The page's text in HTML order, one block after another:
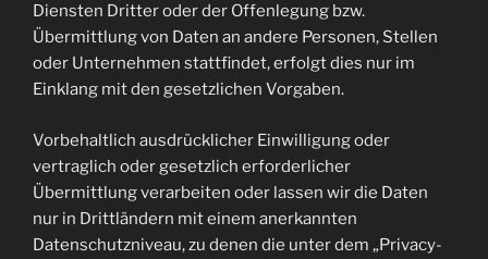
Diensten Dritter oder der Offenlegung bzw.
Übermittlung von Daten an andere Personen, Stellen
oder Unternehmen stattfindet, erfolgt dies nur im
Einklang mit den gesetzlichen Vorgaben.
Vorbehaltlich ausdrücklicher Einwilligung oder
vertraglich oder gesetzlich erforderlicher
Übermittlung verarbeiten oder lassen wir die Daten
nur in Drittländern mit einem anerkannten
Datenschutzniveau, zu denen die unter dem „Privacy-